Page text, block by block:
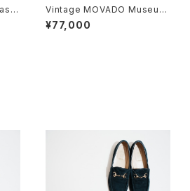
Vintage MOVADO Museum
Watch
¥77,000